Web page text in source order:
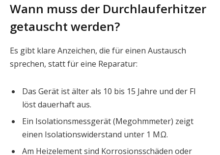
Wann muss der Durchlauferhitzer
getauscht werden?
Es gibt klare Anzeichen, die für einen Austausch
sprechen, statt für eine Reparatur:
Das Gerät ist älter als 10 bis 15 Jahre und der FI
löst dauerhaft aus.
Ein Isolationsmessgerät (Megohmmeter) zeigt
einen Isolationswiderstand unter 1 MΩ.
Am Heizelement sind Korrosionsschäden oder